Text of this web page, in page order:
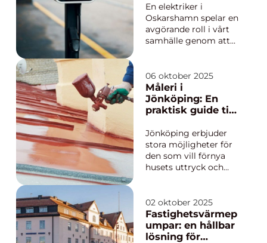
En elektriker i
Oskarshamn spelar en
avgörande roll i vårt
samhälle genom att
har en trygg och
effektiv tillgång till
elektricitet. Med den
ökande efterfr&...
06 oktober 2025
Måleri i
Jönköping: En
praktisk guide till
som håller
Jönköping erbjuder
stora möjligheter för
den som vill förnya
husets uttryck och
runt Vättern ställer
dock krav på både
material och metod.
Rätt...
02 oktober 2025
Fastighetsvärmep
umpar: en hållbar
lösning för